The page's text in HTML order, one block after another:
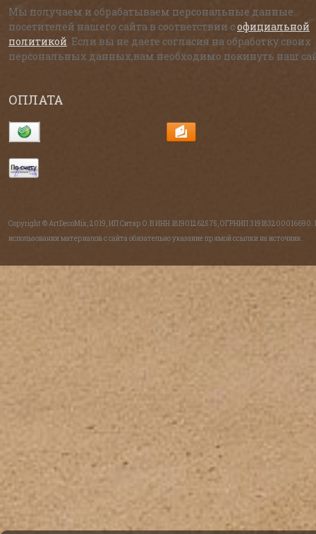
Мы получаем и обрабатываем персональные данные
посетителей нашего сайта в соответствии софициальной
политикой . Если вы не даете согласия на обработку своих
персональных данных,вам необходимо покинуть наш
ОПЛАТА
Copyright © ArtDecoMix, 2019, ИП Ситар О.В ИНН 181901262575, ОГРНИП 319183200016690.
использовании материалов с сайта обязательно указание прямой ссылки на источник.